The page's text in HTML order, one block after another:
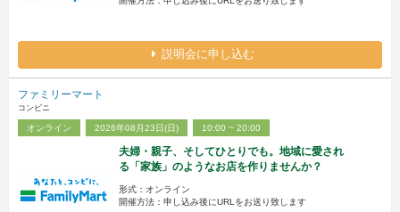
説明会に申し込む
ファミリーマート
コンビニ
オンライン 2026年08月23日(日) 10:00 ~ 20:00
夫婦・親子、そしてひとりでも。地域に愛され
る「家族」のようなお店を作りませんか？
形式：オンライン
開催方法：申し込み後にURLをお送り致します